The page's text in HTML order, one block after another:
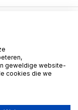
geweldige website-
cookies die we